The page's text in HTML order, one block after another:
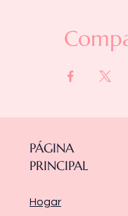
PÁGINA
PRINCIPAL
Hogar